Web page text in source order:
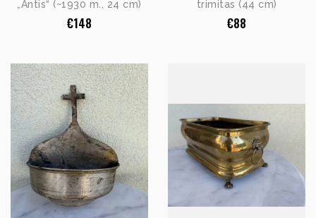
„Antis“ (~1930 m., 24 cm)
€148
trimitas (44 cm)
€88